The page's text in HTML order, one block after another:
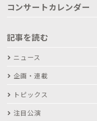
コンサートカレンダー
記事を読む
ニュース
企画・連載
トピックス
注目公演